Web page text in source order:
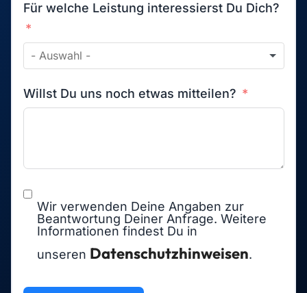
Für welche Leistung interessierst Du Dich?
Willst Du uns noch etwas mitteilen?
Wir verwenden Deine Angaben zur
Beantwortung Deiner Anfrage. Weitere
Informationen findest Du in
unseren Datenschutzhinweisen.